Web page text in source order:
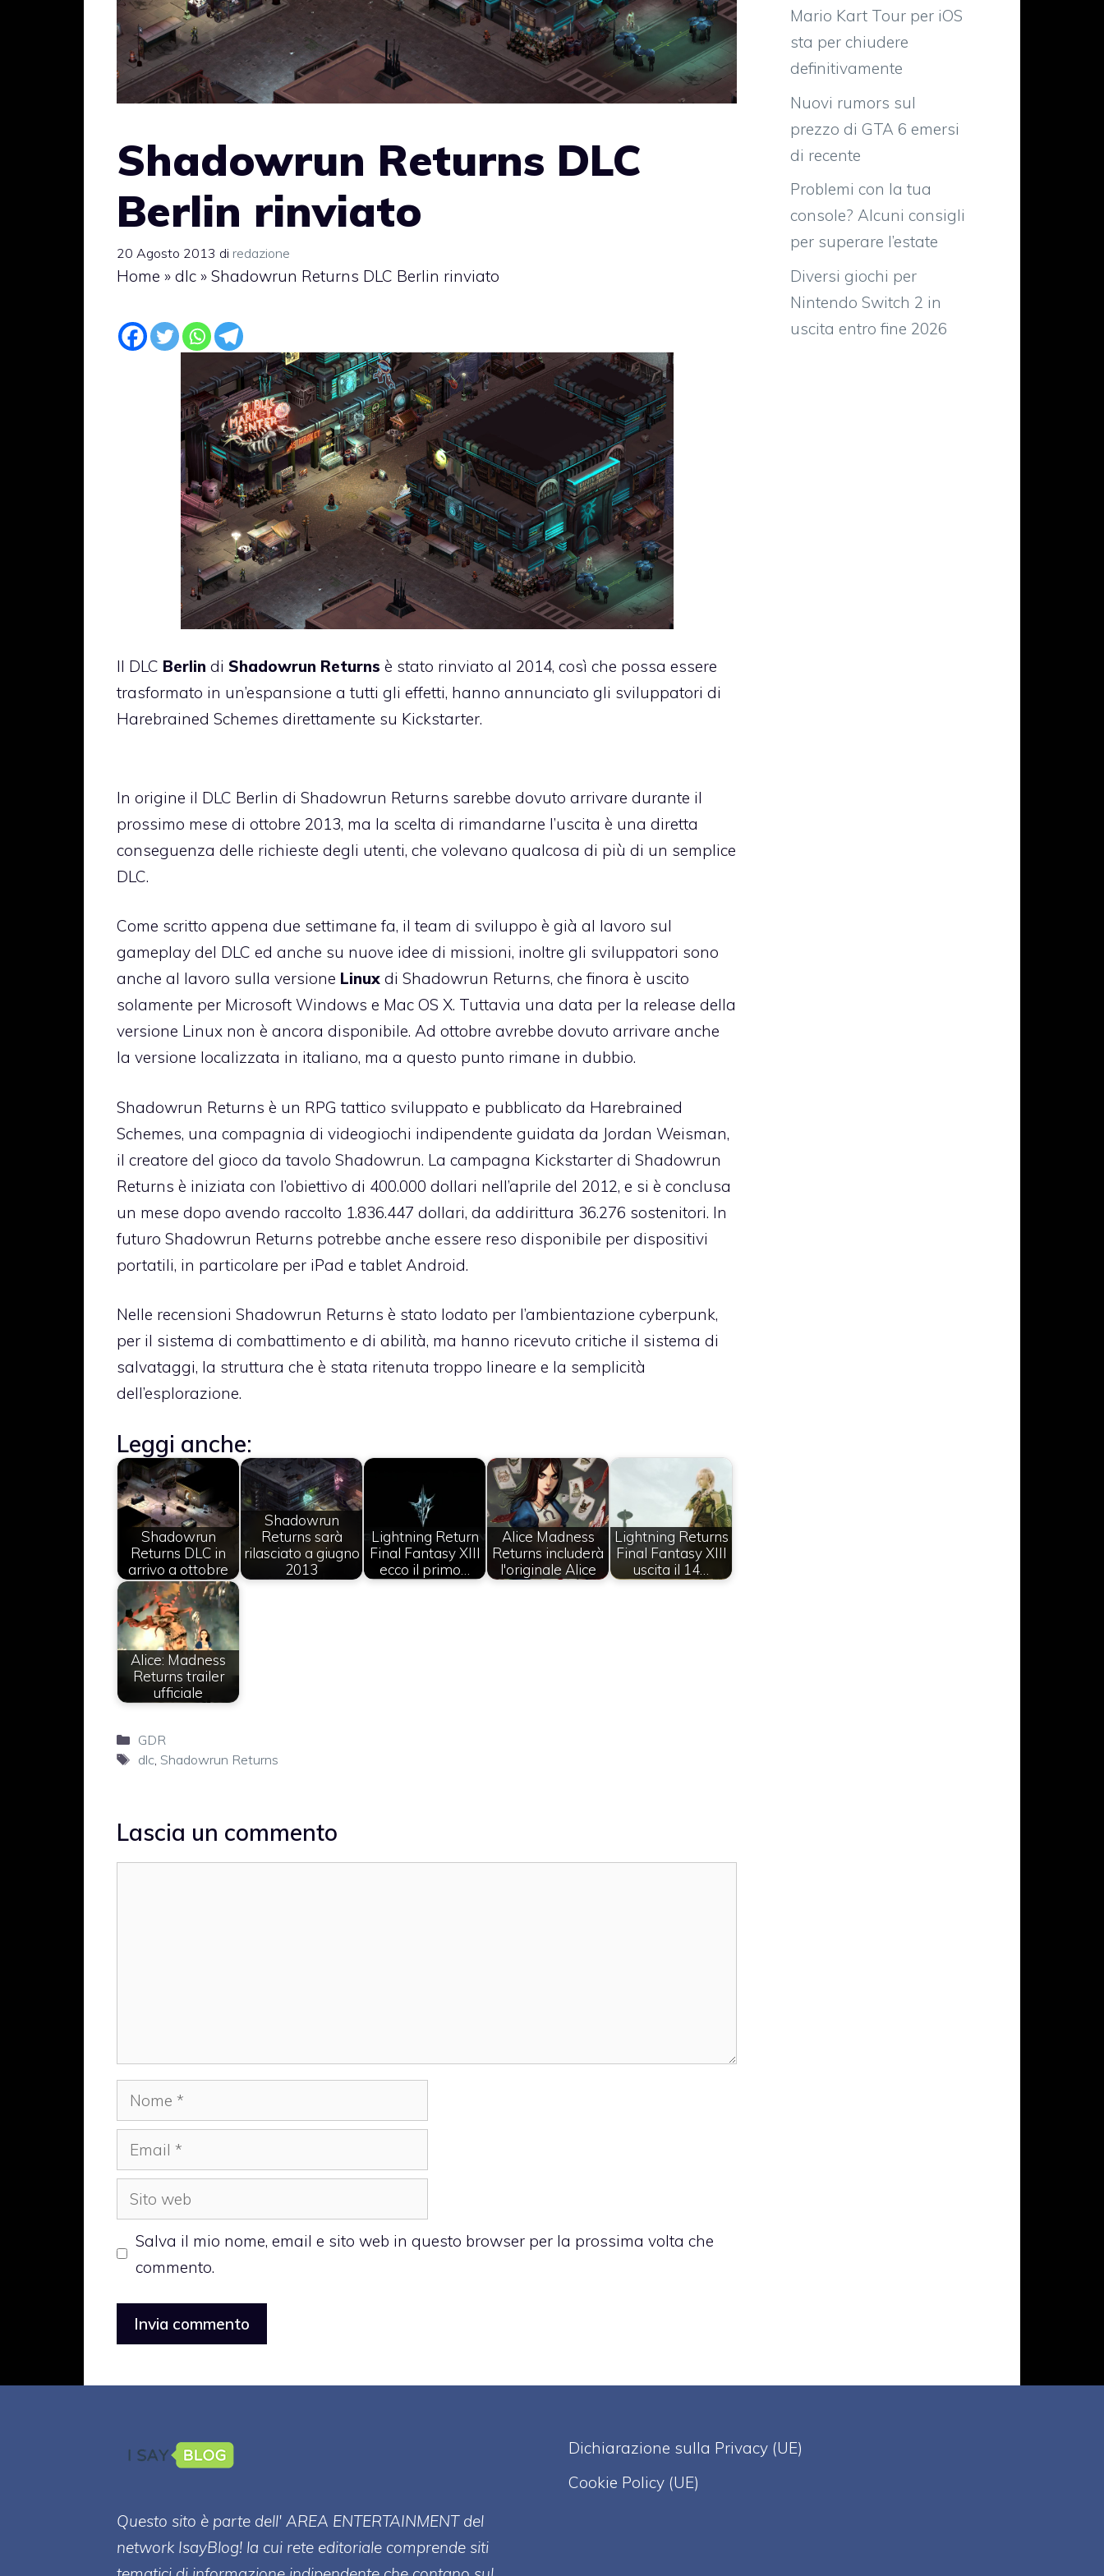
Shadowrun Returns DLC
Berlin rinviato
20 Agosto 2013 di redazione
Home » dlc » Shadowrun Returns DLC Berlin rinviato
Il DLC Berlin di Shadowrun Returns è stato rinviato al 2014, così che possa essere
trasformato in un’espansione a tutti gli effetti, hanno annunciato gli sviluppatori di
Harebrained Schemes direttamente su Kickstarter.
In origine il DLC Berlin di Shadowrun Returns sarebbe dovuto arrivare durante il
prossimo mese di ottobre 2013, ma la scelta di rimandarne l’uscita è una diretta
conseguenza delle richieste degli utenti, che volevano qualcosa di più di un semplice
DLC.
Come scritto appena due settimane fa, il team di sviluppo è già al lavoro sul
gameplay del DLC ed anche su nuove idee di missioni, inoltre gli sviluppatori sono
anche al lavoro sulla versione Linux di Shadowrun Returns, che finora è uscito
solamente per Microsoft Windows e Mac OS X. Tuttavia una data per la release della
versione Linux non è ancora disponibile. Ad ottobre avrebbe dovuto arrivare anche
la versione localizzata in italiano, ma a questo punto rimane in dubbio.
Shadowrun Returns è un RPG tattico sviluppato e pubblicato da Harebrained
Schemes, una compagnia di videogiochi indipendente guidata da Jordan Weisman,
il creatore del gioco da tavolo Shadowrun. La campagna Kickstarter di Shadowrun
Returns è iniziata con l’obiettivo di 400.000 dollari nell’aprile del 2012, e si è conclusa
un mese dopo avendo raccolto 1.836.447 dollari, da addirittura 36.276 sostenitori. In
futuro Shadowrun Returns potrebbe anche essere reso disponibile per dispositivi
portatili, in particolare per iPad e tablet Android.
Nelle recensioni Shadowrun Returns è stato lodato per l’ambientazione cyberpunk,
per il sistema di combattimento e di abilità, ma hanno ricevuto critiche il sistema di
salvataggi, la struttura che è stata ritenuta troppo lineare e la semplicità
dell’esplorazione.
Leggi anche:
Shadowrun
Returns DLC in
arrivo a ottobre
Shadowrun
Returns sarà
rilasciato a giugno
2013
Lightning Return
Final Fantasy XIII
ecco il primo…
Alice Madness
Returns includerà
l'originale Alice
Lightning Returns
Final Fantasy XIII
uscita il 14…
Alice: Madness
Returns trailer
ufficiale
Categorie
GDR
Tag
dlc, Shadowrun Returns
Lascia un commento
Nome
Email
Sito
web
Salva il mio nome, email e sito web in questo browser per la prossima volta che
commento.
Mario Kart Tour per iOS
sta per chiudere
definitivamente
Nuovi rumors sul
prezzo di GTA 6 emersi
di recente
Problemi con la tua
console? Alcuni consigli
per superare l’estate
Diversi giochi per
Nintendo Switch 2 in
uscita entro fine 2026
Questo sito è parte dell' AREA ENTERTAINMENT del
network IsayBlog! la cui rete editoriale comprende siti
Dichiarazione sulla Privacy (UE)
Cookie Policy (UE)